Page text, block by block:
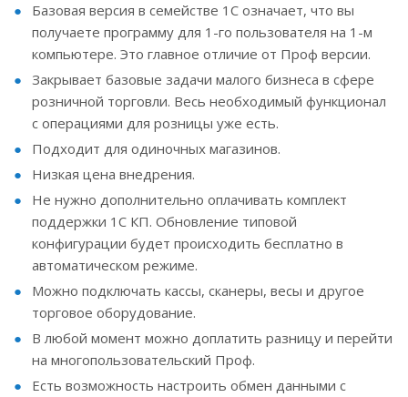
Базовая версия в семействе 1С означает, что вы
получаете программу для 1-го пользователя на 1-м
компьютере. Это главное отличие от Проф версии.
Закрывает базовые задачи малого бизнеса в сфере
розничной торговли. Весь необходимый функционал
с операциями для розницы уже есть.
Подходит для одиночных магазинов.
Низкая цена внедрения.
Не нужно дополнительно оплачивать комплект
поддержки 1С КП. Обновление типовой
конфигурации будет происходить бесплатно в
автоматическом режиме.
Можно подключать кассы, сканеры, весы и другое
торговое оборудование.
В любой момент можно доплатить разницу и перейти
на многопользовательский Проф.
Есть возможность настроить обмен данными с